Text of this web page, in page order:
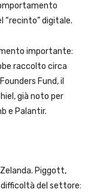
digitale.
importante:
raccolto circa
Fund, il
già noto per
e Palantir.
Piggott,
del settore: